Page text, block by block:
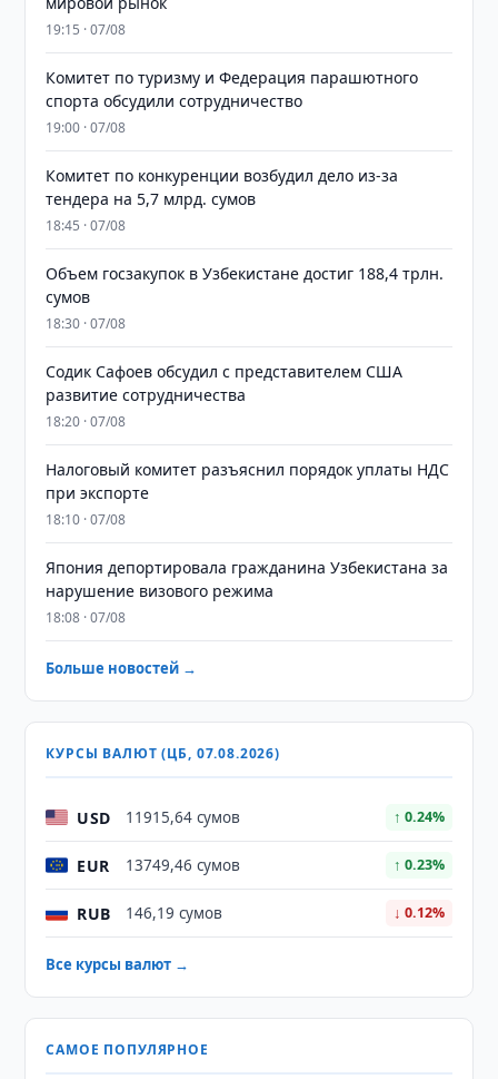
19:15 · 07/08
Комитет по туризму и Федерация парашютного
спорта обсудили сотрудничество
19:00 · 07/08
Комитет по конкуренции возбудил дело из-за
тендера на 5,7 млрд. сумов
18:45 · 07/08
​​​​​​​Объем госзакупок в Узбекистане достиг 188,4 трлн.
сумов
18:30 · 07/08
Содик Сафоев обсудил с представителем США
развитие сотрудничества
18:20 · 07/08
Налоговый комитет разъяснил порядок уплаты НДС
при экспорте
18:10 · 07/08
Япония депортировала гражданина Узбекистана за
нарушение визового режима
18:08 · 07/08
Больше новостей →
КУРСЫ ВАЛЮТ (ЦБ, 07.08.2026)
USD 11915,64 сумов ↑ 0.24%
EUR 13749,46 сумов ↑ 0.23%
RUB 146,19 сумов ↓ 0.12%
Все курсы валют →
САМОЕ ПОПУЛЯРНОЕ